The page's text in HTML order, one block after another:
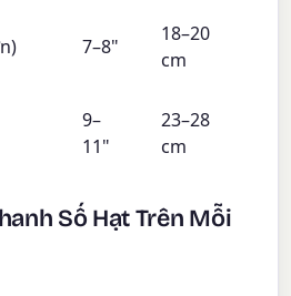
7–8"
18–20
cm
9–
11"
23–28
cm
Số Hạt Trên Mỗi